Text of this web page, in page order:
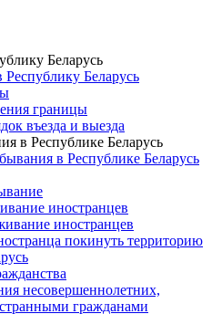
Беларусь
Республику Беларусь
границы
въезда и выезда
в Республике Беларусь
в Республике Беларусь
иностранцев
иностранцев
покинуть территорию
несовершеннолетних,
гражданами